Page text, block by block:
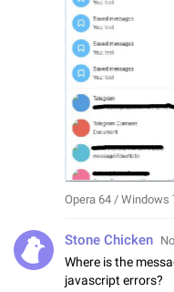
Opera 64 / Windows
Stone Chicken
Where is the
javascript errors?